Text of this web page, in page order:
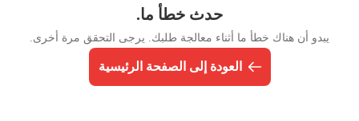
حدث خطأ ما.
يبدو أن هناك خطأ ما أثناء معالجة طلبك. يرجى التحقق مرة أخرى.
العودة إلى الصفحة الرئيسية